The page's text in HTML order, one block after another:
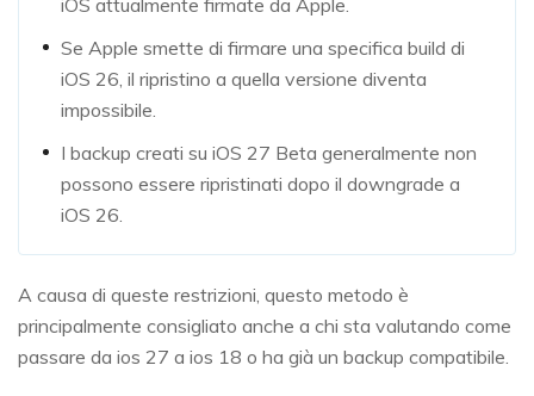
Se Apple smette di firmare una specifica build di
iOS 26, il ripristino a quella versione diventa
impossibile.
I backup creati su iOS 27 Beta generalmente non
possono essere ripristinati dopo il downgrade a
iOS 26.
A causa di queste restrizioni, questo metodo è
principalmente consigliato anche a chi sta valutando come
passare da ios 27 a ios 18 o ha già un backup compatibile.